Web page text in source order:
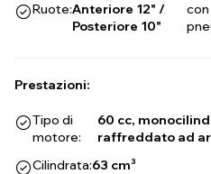
Ruote:Anteriore 12" /
Posteriore 10"
con
Prestazioni:
Tipo di
motore:
60 cc,
raffreddato ad
Cilindrata:63 cm³